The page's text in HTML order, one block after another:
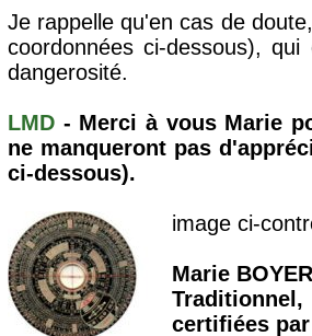
Je rappelle qu'en cas de
coordonnées ci-dessous),
dangerosité.
LMD - Merci à vous Marie
ne manqueront pas
ci-dessous).
image ci-
Marie
Traditionnel,
certifiées